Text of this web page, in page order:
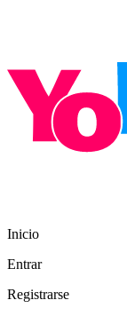
Inicio
Entrar
Registrarse